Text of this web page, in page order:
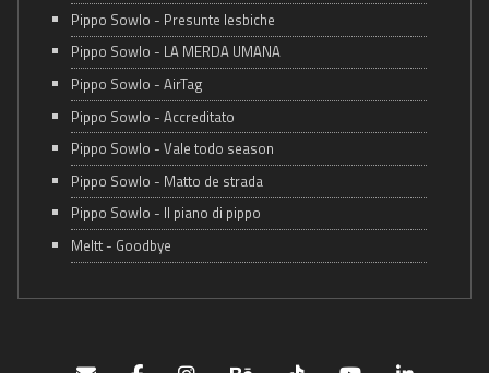
Pippo Sowlo - Presunte lesbiche
Pippo Sowlo - LA MERDA UMANA
Pippo Sowlo - AirTag
Pippo Sowlo - Accreditato
Pippo Sowlo - Vale todo season
Pippo Sowlo - Matto de strada
Pippo Sowlo - Il piano di pippo
Meltt - Goodbye